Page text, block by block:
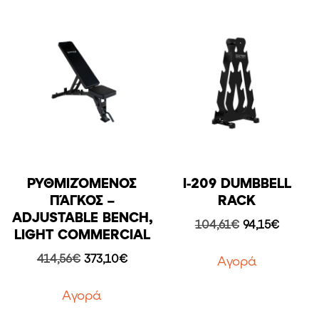
ΡΥΘΜΙΖΌΜΕΝΟΣ
ΠΆΓΚΟΣ –
ADJUSTABLE BENCH,
LIGHT COMMERCIAL
414,56€ Original
was:
414,56€.
373,10€Η
Aγορά
I-209 DUMBBELL
RACK
104,61€ Original
was:
104,61€.
94,15€Η
Aγορά